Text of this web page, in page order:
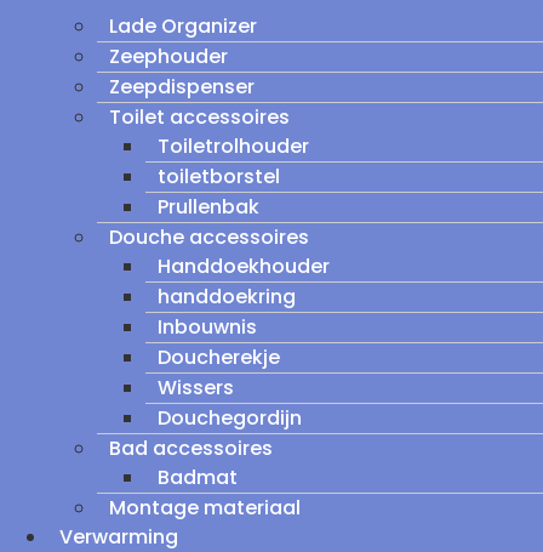
Lade Organizer
Zeephouder
Zeepdispenser
Toilet accessoires
Toiletrolhouder
toiletborstel
Prullenbak
Douche accessoires
Handdoekhouder
handdoekring
Inbouwnis
Doucherekje
Wissers
Douchegordijn
Bad accessoires
Badmat
Montage materiaal
Verwarming